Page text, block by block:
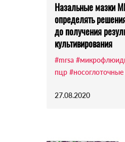
Назальные мазки
определять
до получения
культивирования
#mrsa
пцр #носоглоточные
27.08.2020